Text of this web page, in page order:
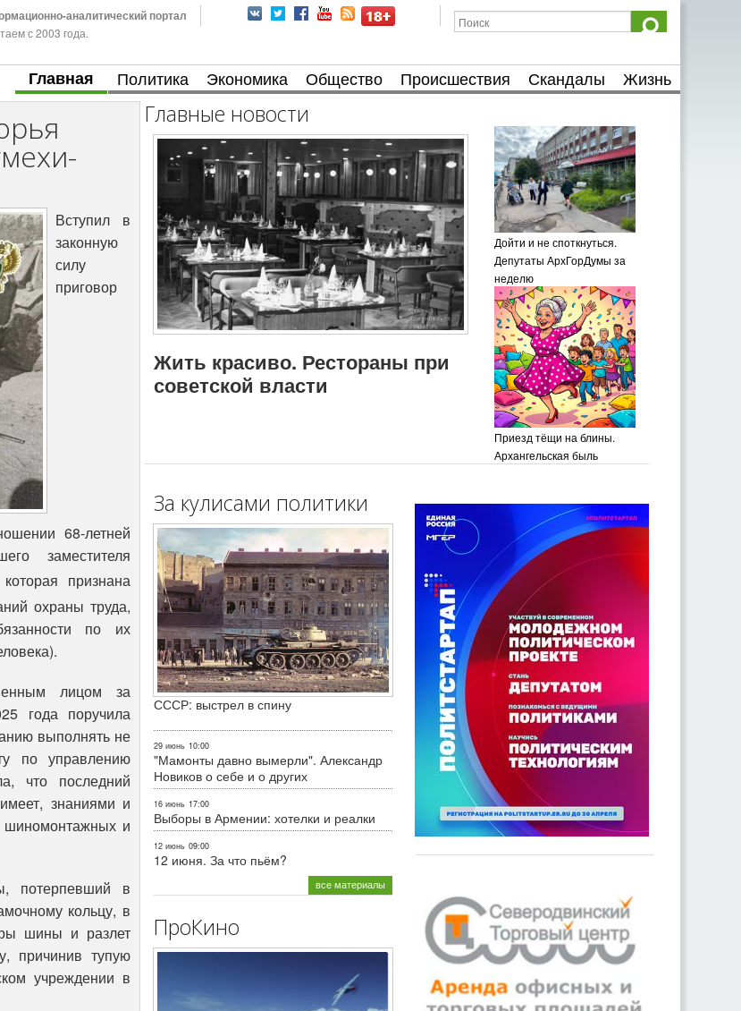
аналитический портал
с 2003 года.
Главная Политика Экономика Общество Происшествия Скандалы Жизнь
Вступил в
законную
силу
приговор
68-летней
заместителя
которая признана
охраны труда,
по их
лицом за
года поручила
выполнять не
по управлению
что последний
знаниями и
шиномонтажных и
потерпевший в
кольцу, в
шины и разлет
причинив тупую
учреждении в
Главные новости
Жить красиво. Рестораны при
советской власти
Дойти и не споткнуться.
Депутаты АрхГорДумы за
неделю
Приезд тёщи на блины.
Архангельская быль
За кулисами политики
СССР: выстрел в спину
29 июнь 10:00
"Мамонты давно вымерли". Александр
Новиков о себе и о других
16 июнь 17:00
Выборы в Армении: хотелки и реалки
12 июнь 09:00
12 июня. За что пьём?
все материалы
ПроКино